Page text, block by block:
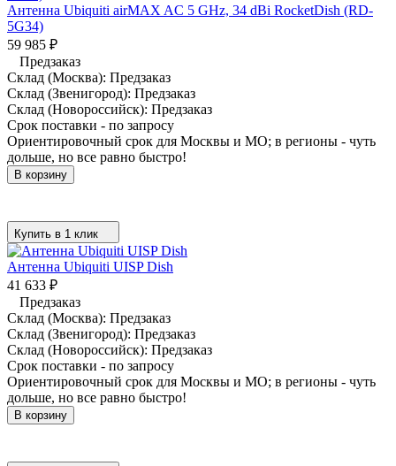
Антенна Ubiquiti airMAX AC 5 GHz, 34 dBi RocketDish (RD-
5G34)
59 985 ₽
Предзаказ
Склад (Москва): Предзаказ
Склад (Звенигород): Предзаказ
Склад (Новороссийск): Предзаказ
Срок поставки - по запросу
Ориентировочный срок для Москвы и МО; в регионы - чуть
дольше, но все равно быстро!
В корзину
Купить в 1 клик
Антенна Ubiquiti UISP Dish
41 633 ₽
Предзаказ
Склад (Москва): Предзаказ
Склад (Звенигород): Предзаказ
Склад (Новороссийск): Предзаказ
Срок поставки - по запросу
Ориентировочный срок для Москвы и МО; в регионы - чуть
дольше, но все равно быстро!
В корзину